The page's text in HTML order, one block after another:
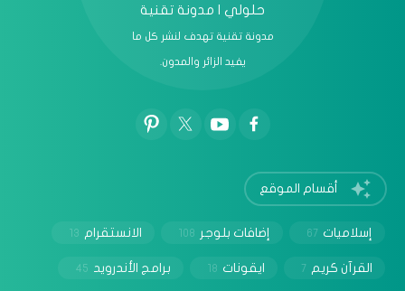
حلولي | مدونة تقنية
مدونة تقنية تهدف لنشر كل ما
يفيد الزائر والمدون.
أقسام الموقع
إسلاميات 67 إضافات بلوجر 108 الانستقرام 13
القرآن كريم 7 ايقونات 18 برامج الأندرويد 45